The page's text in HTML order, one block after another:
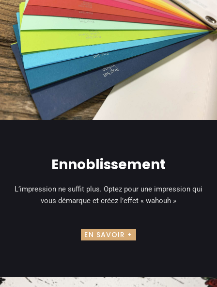
Ennoblissement
L’impression ne suffit plus. Optez pour une impression qui
vous démarque et créez l’effet « wahouh »
EN SAVOIR +